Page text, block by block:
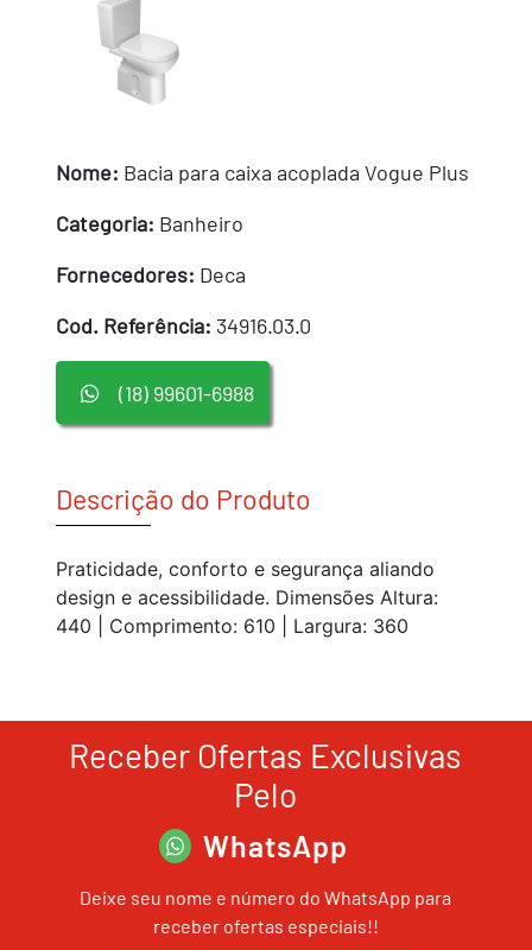
Nome: Bacia para caixa acoplada Vogue Plus
Categoria: Banheiro
Fornecedores: Deca
Cod. Referência: 34916.03.0
(18) 99601-6988
Descrição do Produto
Praticidade, conforto e segurança aliando
design e acessibilidade. Dimensões Altura:
440 | Comprimento: 610 | Largura: 360
Receber Ofertas Exclusivas
Pelo
WhatsApp
Deixe seu nome e número do WhatsApp para
receber ofertas especiais!!